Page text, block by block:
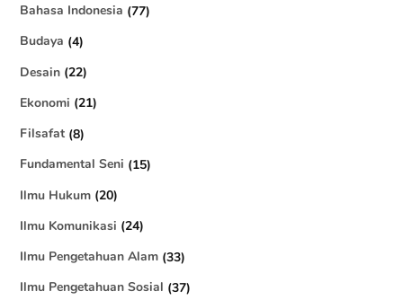
Bahasa Indonesia (77)
Budaya (4)
Desain (22)
Ekonomi (21)
Filsafat (8)
Fundamental Seni (15)
Ilmu Hukum (20)
Ilmu Komunikasi (24)
Ilmu Pengetahuan Alam (33)
Ilmu Pengetahuan Sosial (37)